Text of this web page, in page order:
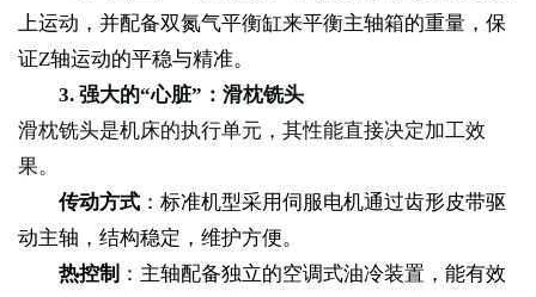
上运动，并配备双氮气平衡缸来平衡主轴箱的重量，保
证Z轴运动的平稳与精准。
3. 强大的“心脏”：滑枕铣头
滑枕铣头是机床的执行单元，其性能直接决定加工效
果。
传动方式：标准机型采用伺服电机通过齿形皮带驱
动主轴，结构稳定，维护方便。
热控制 ：主轴配备独立的空调式油冷装置，能有效